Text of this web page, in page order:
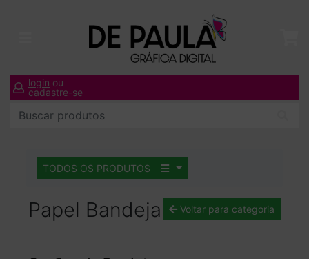
login ou
cadastre-se
TODOS OS PRODUTOS
Papel Bandeja Voltar para categoria